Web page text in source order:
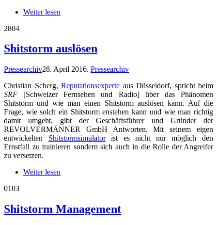
Weiter lesen
2804
Shitstorm auslösen
Pressearchiv28. April 2016. Pressearchiv
Christian Scherg, Reputationsexperte aus Düsseldorf, spricht beim
SRF [Schweizer Fernsehen und Radio] über das Phänomen
Shitstorm und wie man einen Shitstorm auslösen kann. Auf die
Frage, wie solch ein Shitstorm enstehen kann und wie man richtig
damit umgeht, gibt der Geschäftsführer und Gründer der
REVOLVERMÄNNER GmbH Antworten. Mit seinem eigen
entwickelten Shitstormsimulatorist es nicht nur möglich den
Ernstfall zu trainieren sondern sich auch in die Rolle der Angreifer
zu versetzen.
Weiter lesen
0103
Shitstorm Management